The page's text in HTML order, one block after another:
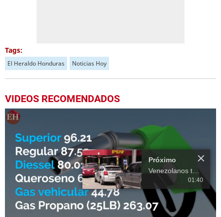
Tags:
El Heraldo Honduras Noticias Hoy
VIDEOS RECOMENDADOS
Próximo
01:40